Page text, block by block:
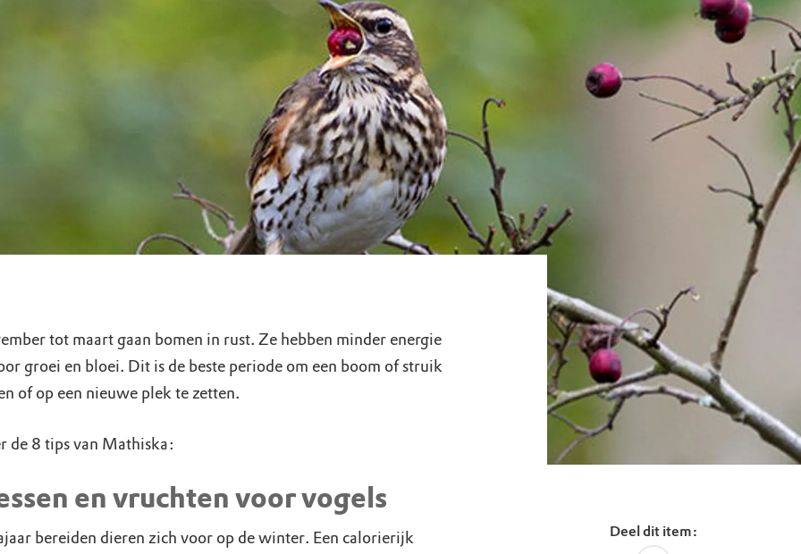
tot maart gaan bomen in rust. Ze hebben minder energie
groei en bloei. Dit is de beste periode om een boom of struik
of op een nieuwe plek te zetten.
de 8 tips van Mathiska:
en vruchten voor vogels
bereiden dieren zich voor op de winter. Een calorierijk
Deel dit item: